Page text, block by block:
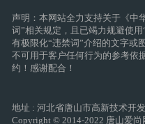
声明：本网站全力支持关于《中
词”相关规定，且已竭力规避使
有极限化“违禁词”介绍的文字或
不可用于客户任何行为的参考依
约！感谢配合！
地址 : 河北省唐山市高新技术开
Copyright © 2014-2022 唐山爱